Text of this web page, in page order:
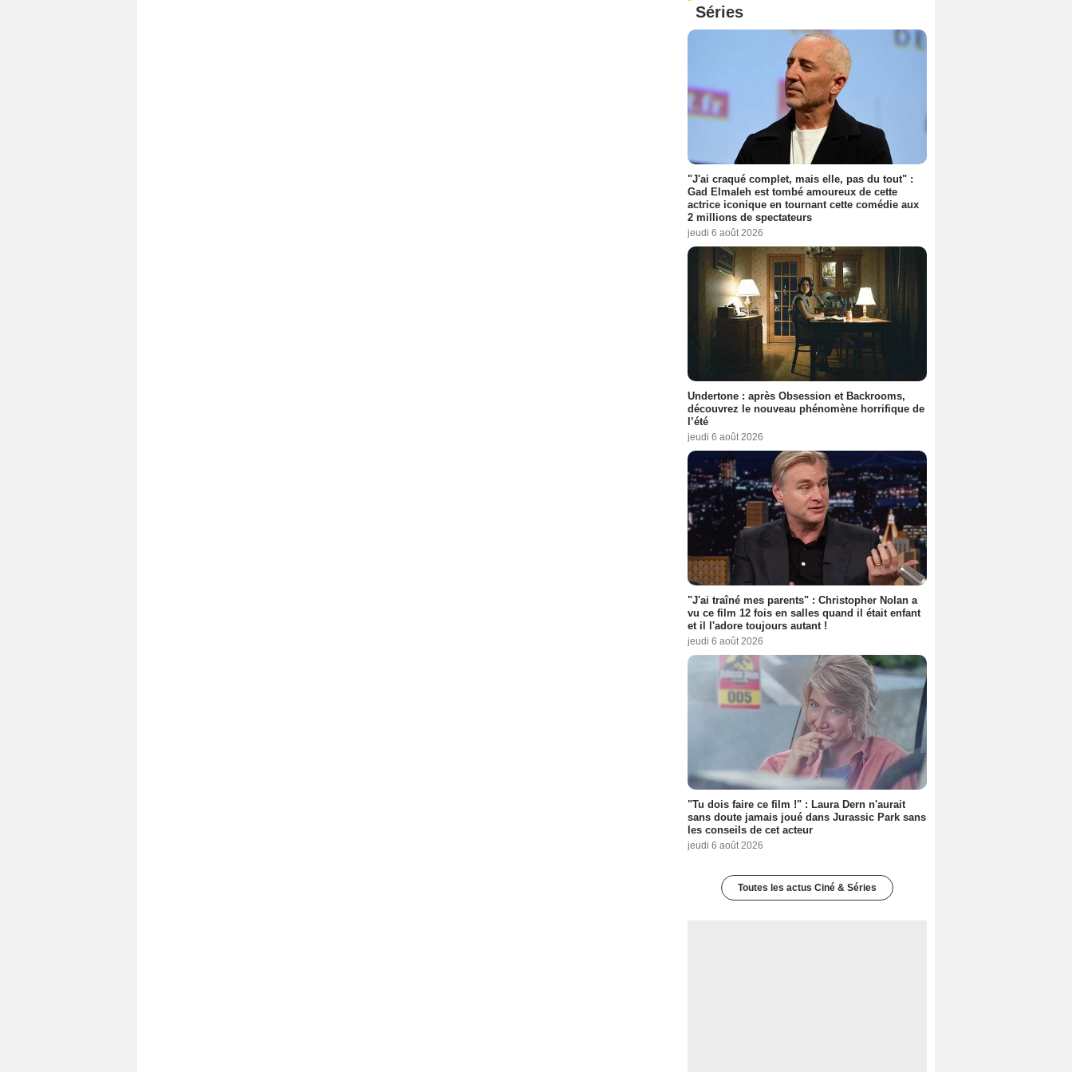
Séries
"J'ai craqué complet, mais elle, pas du tout" :
Gad Elmaleh est tombé amoureux de cette
actrice iconique en tournant cette comédie aux
2 millions de spectateurs
jeudi 6 août 2026
Undertone : après Obsession et Backrooms,
découvrez le nouveau phénomène horrifique de
l’été
jeudi 6 août 2026
"J'ai traîné mes parents" : Christopher Nolan a
vu ce film 12 fois en salles quand il était enfant
et il l'adore toujours autant !
jeudi 6 août 2026
"Tu dois faire ce film !" : Laura Dern n'aurait
sans doute jamais joué dans Jurassic Park sans
les conseils de cet acteur
jeudi 6 août 2026
Toutes les actus Ciné & Séries